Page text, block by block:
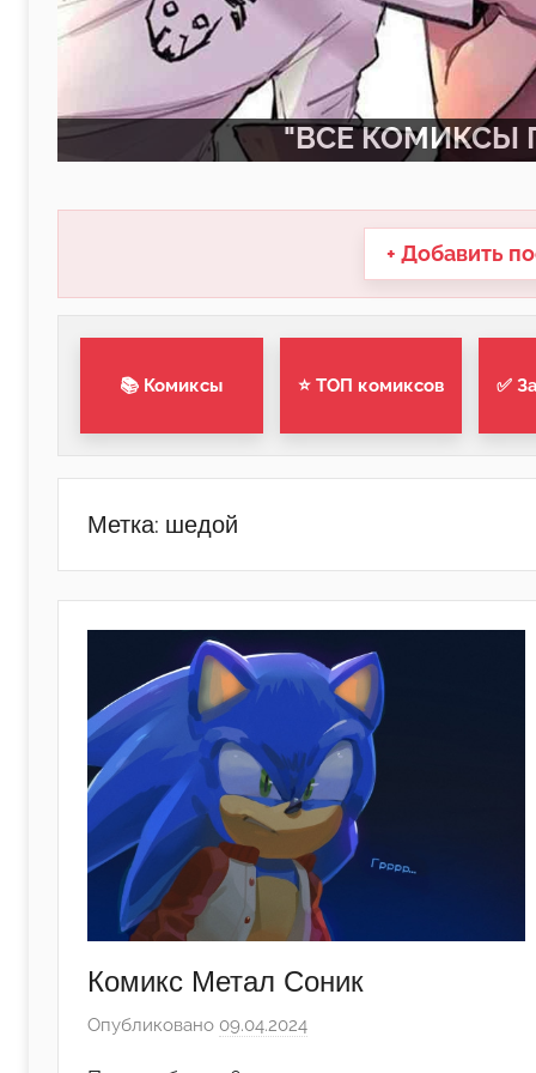
"ВСЕ КОМИКСЫ
+ Добавить
📚 Комиксы ⭐ ТОП комиксов ✅
Метка: шедой
Комикс Метал Соник
Опубликовано 09.04.2024